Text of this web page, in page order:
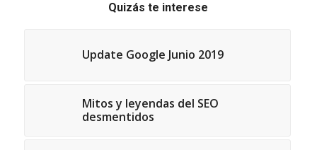
Quizás te interese
Update Google Junio 2019
Mitos y leyendas del SEO
desmentidos